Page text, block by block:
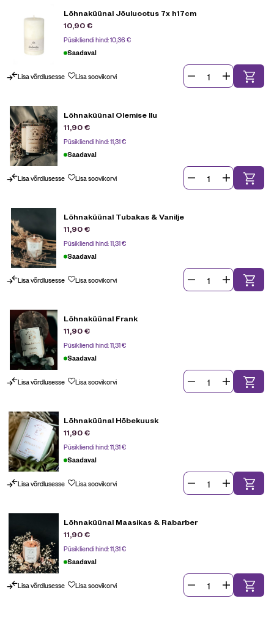
Lõhnaküünal Jõuluootus 7x h17cm
10,90€
Püsikliendi hind:10,36€
Saadaval
Lisa võrdlusesse Lisa soovikorvi
Lõhnaküünal Olemise Ilu
11,90€
Püsikliendi hind:11,31€
Saadaval
Lisa võrdlusesse Lisa soovikorvi
Lõhnaküünal Tubakas & Vanilje
11,90€
Püsikliendi hind:11,31€
Saadaval
Lisa võrdlusesse Lisa soovikorvi
Lõhnaküünal Frank
11,90€
Püsikliendi hind:11,31€
Saadaval
Lisa võrdlusesse Lisa soovikorvi
Lõhnaküünal Hõbekuusk
11,90€
Püsikliendi hind:11,31€
Saadaval
Lisa võrdlusesse Lisa soovikorvi
Lõhnaküünal Maasikas & Rabarber
11,90€
Püsikliendi hind:11,31€
Saadaval
Lisa võrdlusesse Lisa soovikorvi